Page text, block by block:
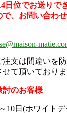
日位でお送りで
で、お問い合わ
注文は間違いを
せて頂いており
討のお客様
10日(ホワイトデ